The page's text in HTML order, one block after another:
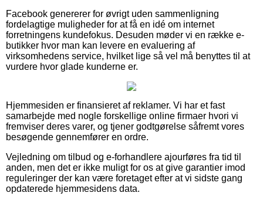
Facebook genererer for øvrigt uden sammenligning
fordelagtige muligheder for at få en idé om internet
forretningens kundefokus. Desuden møder vi en række e-
butikker hvor man kan levere en evaluering af
virksomhedens service, hvilket lige så vel må benyttes til at
vurdere hvor glade kunderne er.
Hjemmesiden er finansieret af reklamer. Vi har et fast
samarbejde med nogle forskellige online firmaer hvori vi
fremviser deres varer, og tjener godtgørelse såfremt vores
besøgende gennemfører en ordre.
Vejledning om tilbud og e-forhandlere ajourføres fra tid til
anden, men det er ikke muligt for os at give garantier imod
reguleringer der kan være foretaget efter at vi sidste gang
opdaterede hjemmesidens data.